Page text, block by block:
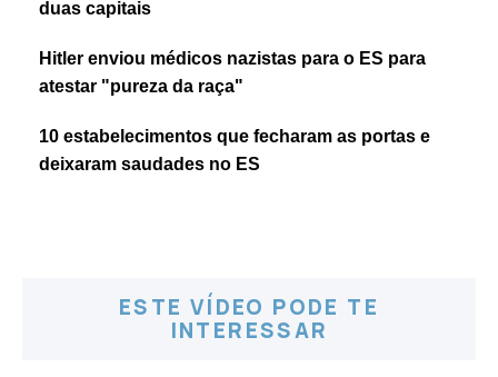
duas capitais
Hitler enviou médicos nazistas para o ES para
atestar "pureza da raça"
10 estabelecimentos que fecharam as portas e
deixaram saudades no ES
ESTE VÍDEO PODE TE
INTERESSAR